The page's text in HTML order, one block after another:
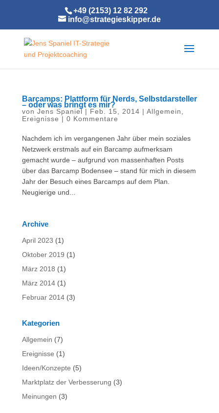
+49 (2153) 12 82 292
info@strategieskipper.de
Barcamps: Plattform für Nerds, Selbstdarsteller
– oder was bringt es mir?
von Jens Spaniel| Feb. 15, 2014 | Allgemein
Ereignisse | 0 Kommentare
Nachdem ich im vergangenen Jahr über mein soziales
Netzwerk erstmals auf ein Barcamp aufmerksam
gemacht wurde – aufgrund von massenhaften Posts
über das Barcamp Bodensee – stand für mich in diesem
Jahr der Besuch ei​nes Barcamps auf dem Plan.
Neugierige und...
Archive
April 2023 (1)
Oktober 2019 (1)
März 2018 (1)
März 2014(1)
Februar 2014(3)
Kategorien
Allgemein (7)
Ereignisse (1)
Ideen/Konzepte (5)
Marktplatz der Verbesserung (3)
Meinungen (3)